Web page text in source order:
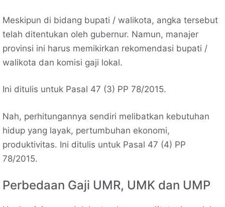
Meskipun di bidang bupati / walikota, angka tersebut
telah ditentukan oleh gubernur. Namun, manajer
provinsi ini harus memikirkan rekomendasi bupati /
walikota dan komisi gaji lokal.
Ini ditulis untuk Pasal 47 (3) PP 78/2015.
Nah, perhitungannya sendiri melibatkan kebutuhan
hidup yang layak, pertumbuhan ekonomi,
produktivitas. Ini ditulis untuk Pasal 47 (4) PP
78/2015.
Perbedaan Gaji UMR, UMK dan UMP